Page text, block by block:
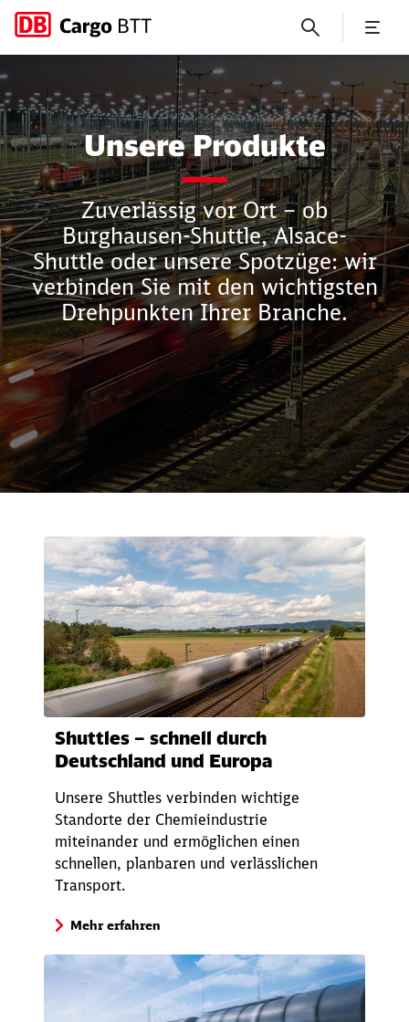
Schließen
Schließen
Rückruf
Produkte
Unsere Produkte
Zuverlässig vor Ort – ob
Burghausen-Shuttle, Alsace-
Shuttle oder unsere Spotzüge: wir
verbinden Sie mit den wichtigsten
Drehpunkten Ihrer Branche.
Shuttles – schnell durch
Deutschland und Europa
Unsere Shuttles verbinden wichtige
Standorte der Chemieindustrie
miteinander und ermöglichen einen
schnellen, planbaren und verlässlichen
Transport.
Mehr erfahren
werden?
Abbrechen Weiter